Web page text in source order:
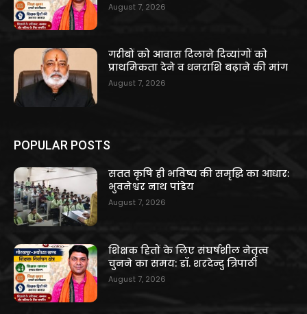
August 7, 2026
गरीबों को आवास दिलाने दिव्यांगों को
प्राथमिकता देने व धनराशि बढ़ाने की मांग
August 7, 2026
POPULAR POSTS
सतत कृषि ही भविष्य की समृद्धि का आधार:
भुवनेश्वर नाथ पांडेय
August 7, 2026
शिक्षक हितों के लिए संघर्षशील नेतृत्व
चुनने का समय: डॉ. शरदेन्दु त्रिपाठी
August 7, 2026